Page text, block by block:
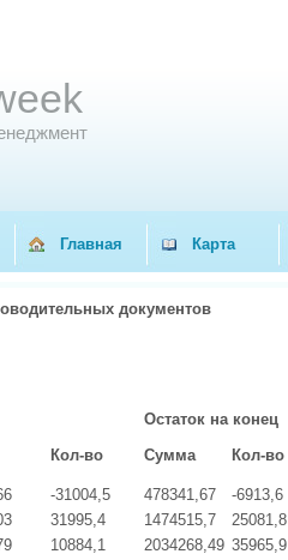
Карта
Главная
документов
Остаток на конец
Кол-во Сумма Кол-во
-31004,5 478341,67
-6913,6
31995,4 1474515,7
25081,8
10884,1 2034268,49 35965,9